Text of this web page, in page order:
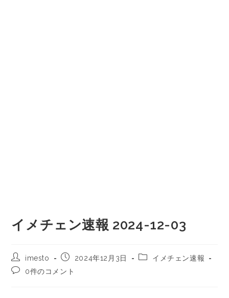
イメチェン速報 2024-12-03
imesto 2024年12月3日
イメチェン速報
0件のコメント